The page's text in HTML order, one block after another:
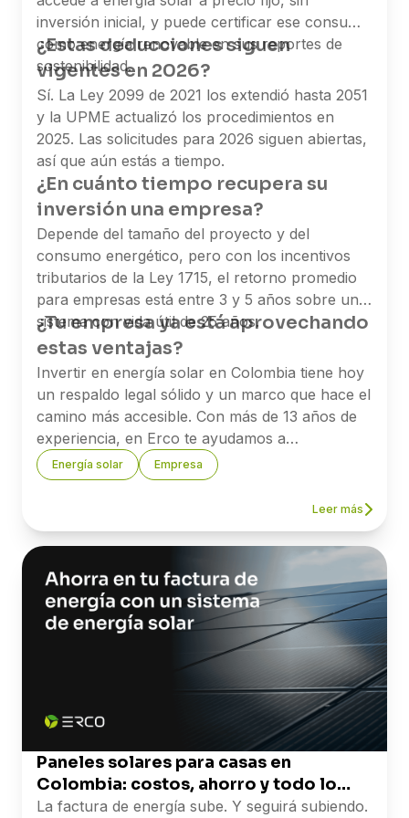
inversión inicial, y puede certificar ese consumo
como energía renovable en sus reportes de
sostenibilidad.
¿Estas deducciones siguen
vigentes en 2026?
Sí. La Ley 2099 de 2021 los extendió hasta 2051
y la UPME actualizó los procedimientos en
2025. Las solicitudes para 2026 siguen abiertas,
así que aún estás a tiempo.
¿En cuánto tiempo recupera su
inversión una empresa?
Depende del tamaño del proyecto y del
consumo energético, pero con los incentivos
tributarios de la Ley 1715, el retorno promedio
para empresas está entre 3 y 5 años sobre un
sistema con vida útil de 25 años.
¿Tu empresa ya está aprovechando
estas ventajas?
Invertir en energía solar en Colombia tiene hoy
un respaldo legal sólido y un marco que hace el
camino más accesible. Con más de 13 años de
experiencia, en Erco te ayudamos a
implementar proyectos solares y a sacarle el
mayor provecho a los beneficios tributarios
Si quieres saber cuánto puede ahorrar tu
empresa, nuestro equipo está listo para
asesorarte.
→ Agenda una asesoría con uno de
nuestros expertos.
Referencias: Ley 1715 de 2014 y Ley 2099 de
2021 — Secretaría del Senado de Colombia ·
Resolución UPME 135 de 2025 — upme.gov.co ·
Ministerio de Minas y Energía — Comunicado
Energía solar Empresa
Leer más
Paneles solares para casas en
Colombia: costos, ahorro y todo lo
que necesitas saber
La factura de energía sube. Y seguirá subiendo.